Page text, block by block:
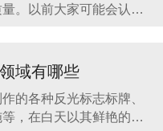
。以前大家可能会认为
就能够保证反光布的质
程中的安全性。 其次要
比较久的。反光布应用
域有哪些
的各种反光标志标牌、
，在白天以其鲜艳的色